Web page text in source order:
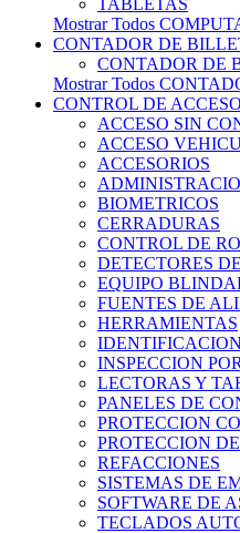
TABLETAS
Mostrar Todos
CONTADOR DE
CONTADOR DE
Mostrar Todos
CONTROL DE ACCESO
ACCESO SIN
ACCESO
ACCESORIOS
BIOMETRICOS
CERRADURAS
CONTROL DE
DETECTORES
EQUIPO
FUENTES DE
HERRAMIENTAS
INSPECCION
LECTORAS Y
PANELES DE
PROTECCION
PROTECCION
REFACCIONES
SISTEMAS DE
SOFTWARE DE
TECLADOS